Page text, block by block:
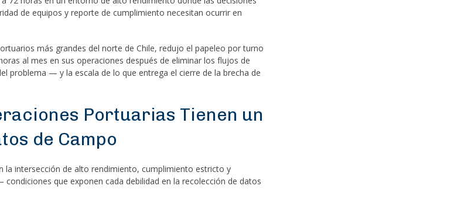
de equipos y reporte de cumplimiento necesitan ocurrir en
más grandes del norte de Chile, redujo el papeleo por turno
al mes en sus operaciones después de eliminar los flujos de
problema — y la escala de lo que entrega el cierre de la brecha de
Portuarias Tienen un
de Campo
la intersección de alto rendimiento, cumplimiento estricto y
que exponen cada debilidad en la recolección de datos